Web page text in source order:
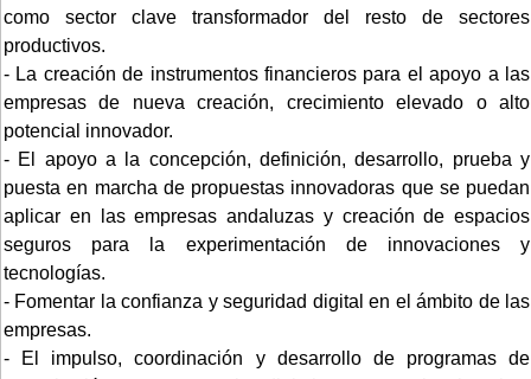
como sector clave transformador del resto de sectores
productivos.
- La creación de instrumentos financieros para el apoyo a las
empresas de nueva creación, crecimiento elevado o alto
potencial innovador.
- El apoyo a la concepción, definición, desarrollo, prueba y
puesta en marcha de propuestas innovadoras que se puedan
aplicar en las empresas andaluzas y creación de espacios
seguros para la experimentación de innovaciones y
tecnologías.
- Fomentar la confianza y seguridad digital en el ámbito de las
empresas.
- El impulso, coordinación y desarrollo de programas de